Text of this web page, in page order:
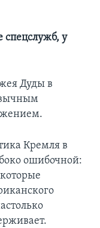
спецслужб, у
Дуды в
Кремля в
ошибочной: